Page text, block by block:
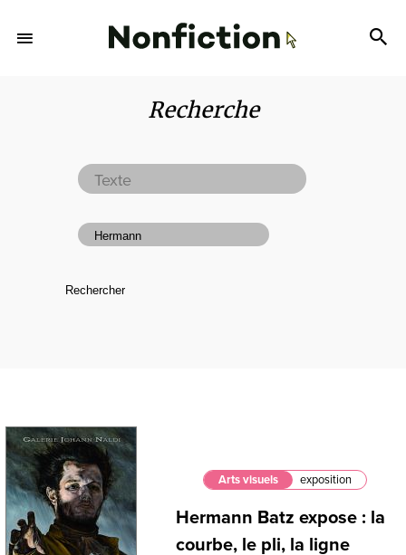
Recherche
Arts visuels exposition
Hermann Batz expose : la
courbe, le pli, la ligne